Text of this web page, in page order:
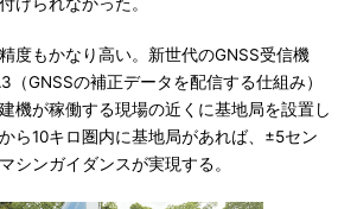
度もかなり高い。新世代のGNSS受信機
（GNSSの補正データを配信する仕組み）
機が稼働する現場の近くに基地局を設置し
ら10キロ圏内に基地局があれば、±5セン
シンガイダンスが実現する。